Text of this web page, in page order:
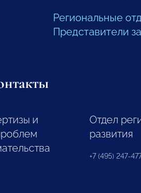
Региональные
Представители
и
Отдел
развития
+7 (495) 247-